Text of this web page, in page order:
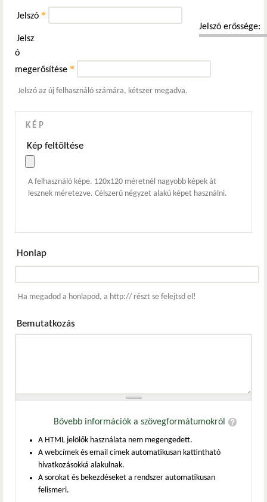
Jelszó erőssége:
Jelszó *
Jelsz
ó
megerősítése *
Jelszó az új felhasználó számára, kétszer megadva.
KÉP
Kép feltöltése
A felhasználó képe. 120x120 méretnél nagyobb képek át
lesznek méretezve. Célszerű négyzet alakú képet használni.
Honlap
Ha megadod a honlapod, a http:// részt se felejtsd el!
Bemutatkozás
Bővebb információk a szövegformátumokról
A HTML jelölők használata nem megengedett.
A webcímek és email címek automatikusan kattintható
hivatkozásokká alakulnak.
A sorokat és bekezdéseket a rendszer automatikusan
felismeri.